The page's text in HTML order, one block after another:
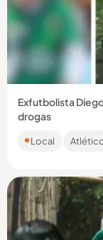
Exfutbolista
drogas
Estados Unidos,
Local